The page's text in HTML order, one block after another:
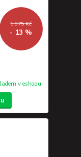
1 975 Kč
- 13 %
v eshopu